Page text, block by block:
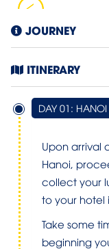
JOURNEY
ITINERARY
DAY 01: HANOI
Upon arrival
Hanoi,
collect your
to your hotel
Take some
beginning